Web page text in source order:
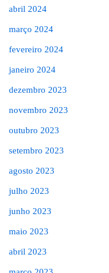
abril 2024
março 2024
fevereiro 2024
janeiro 2024
dezembro 2023
novembro 2023
outubro 2023
setembro 2023
agosto 2023
julho 2023
junho 2023
maio 2023
abril 2023